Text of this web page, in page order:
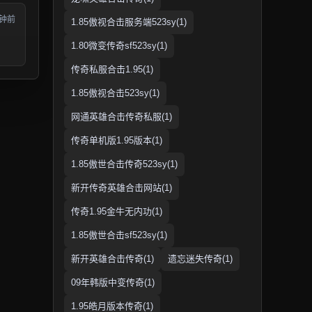
前 1.85傲视合击服务端523sy(1)
1.80微变传奇sf523sy(1)
传奇私服合击1.95(1)
1.85傲视合击523sy(1)
网通英雄合击传奇私服(1)
传奇单机版1.95版本(1)
1.85傲世合击传奇523sy(1)
新开传奇英雄合击网站(1)
传奇1.95金牛无内功(1)
1.85傲世合击sf523sy(1)
新开英雄合击传奇(1) 遗忘迷失传奇(1)
09年韩版中变传奇(1)
1.95皓月版本传奇(1)